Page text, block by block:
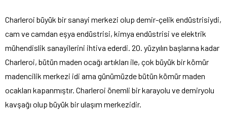
Charleroi büyük bir sanayi merkezi olup demir-çelik endüstrisiydi,
cam ve camdan eşya endüstrisi, kimya endüstrisi ve elektrik
mühendislik sanayilerini ihtiva ederdi. 20. yüzyılın başlarına kadar
Charleroi, bütün maden ocağı artıkları ile, çok büyük bir kömür
madencilik merkezi idi ama günümüzde bütün kömür maden
ocakları kapanmıştır. Charleroi önemli bir karayolu ve demiryolu
kavşağı olup büyük bir ulaşım merkezidir.